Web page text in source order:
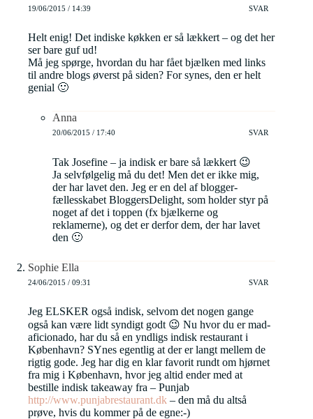
19/06/2015 / 14:39 SVAR
Helt enig! Det indiske køkken er så lækkert – og det her
ser bare guf ud!
Må jeg spørge, hvordan du har fået bjælken med links
til andre blogs øverst på siden? For synes, den er helt
genial 🙂
Anna
20/06/2015 / 17:40 SVAR
Tak Josefine – ja indisk er bare så lækkert 😉
Ja selvfølgelig må du det! Men det er ikke mig,
der har lavet den. Jeg er en del af blogger-
fællesskabet BloggersDelight, som holder styr på
noget af det i toppen (fx bjælkerne og
reklamerne), og det er derfor dem, der har lavet
den 🙂
Sophie Ella
24/06/2015 / 09:31 SVAR
Jeg ELSKER også indisk, selvom det nogen gange
også kan være lidt syndigt godt 😉 Nu hvor du er mad-
aficionado, har du så en yndligs indisk restaurant i
København? SYnes egentlig at der er langt mellem de
rigtig gode. Jeg har dig en klar favorit rundt om hjørnet
fra mig i København, hvor jeg altid ender med at
bestille indisk takeaway fra – Punjab
http://www.punjabrestaurant.dk – den må du altså
prøve, hvis du kommer på de egne:-)